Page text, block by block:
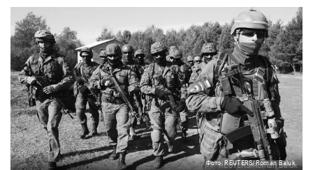
Фото: REUTERS/Roman Baluk